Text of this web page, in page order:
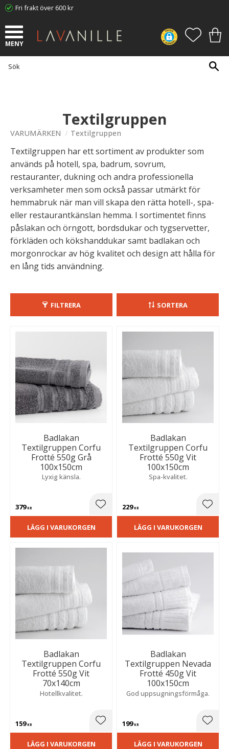
Fri frakt över 600 kr
Textilgruppen
VARUMÄRKEN Textilgruppen
Textilgruppen har ett sortiment av produkter som
används på hotell, spa, badrum, sovrum,
restauranter, dukning och andra professionella
verksamheter men som också passar utmärkt för
hemmabruk när man vill skapa den rätta hotell-, spa-
eller restaurantkänslan hemma. I sortimentet finns
påslakan och örngott, bordsdukar och tygservetter,
förkläden och kökshanddukar samt badlakan och
morgonrockar av hög kvalitet och design att hålla för
en lång tids användning.
FILTRERA SORTERA
Badlakan
Textilgruppen Corfu
Frotté 550g Grå
100x150cm
Lyxig känsla.
379KR Lägg till i favoriter
LÄGG I VARUKORGEN
Badlakan
Textilgruppen Corfu
Frotté 550g Vit
100x150cm
Spa-kvalitet.
229KR
LÄGG I VARUKORGEN
Badlakan
Textilgruppen Corfu
Frotté 550g Vit
70x140cm
Hotellkvalitet.
159KR Lägg till i favoriter
LÄGG I VARUKORGEN
Badlakan
Textilgruppen Nevada
Frotté 450g Vit
100x150cm
God uppsugningsförmåga.
199KR
LÄGG I VARUKORGEN